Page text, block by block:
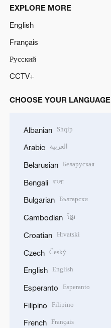
EXPLORE MORE
English
Français
Русский
CCTV+
CHOOSE YOUR LANGUAGE
Albanian Shqip
Arabic العربية
Belarusian Беларуская
Bengali বাংলা
Bulgarian Български
Cambodian ខ្មែរ
Croatian Hrvatski
Czech Český
English English
Esperanto Esperanto
Filipino Filipino
French Français